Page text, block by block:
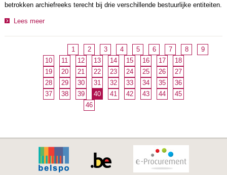
betrokken archiefreeks terecht bij drie verschillende bestuurlijke entiteiten.
Lees meer
1 2 3 4 5 6 7 8
9
10
11 12 13 14 15 16 17
18
19
20 21 22 23 24 25 26
27
28
29 30 31 32 33 34 35
36
37
38 39 40 41 42 43 44
45
46